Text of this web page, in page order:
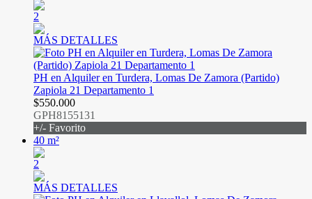
2
MÁS DETALLES
PH en Alquiler en Turdera, Lomas De Zamora (Partido)
Zapiola 21 Departamento 1
$550.000
GPH8155131
+/- Favorito
40 m²
2
MÁS DETALLES